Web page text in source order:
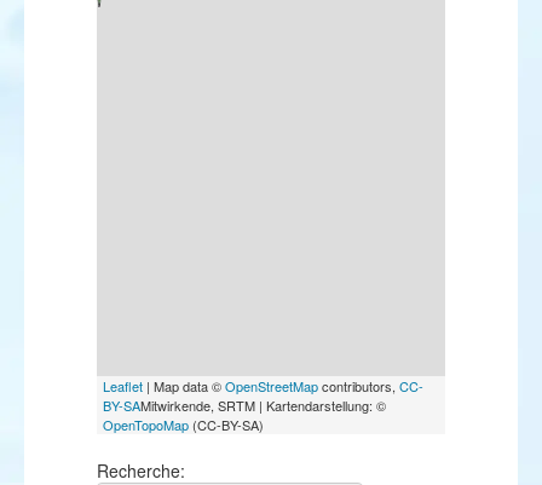
Leaflet | Map data ©OpenStreetMapcontributors, CC-
BY-SAMitwirkende, SRTM | Kartendarstellung: ©
OpenTopoMap (CC-BY-SA)
Recherche: